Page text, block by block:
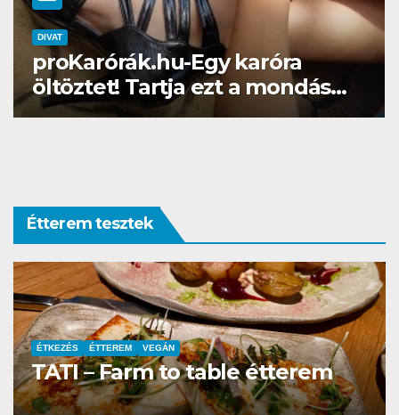
DIVAT SZÉPSÉG
Gél lakk otthon? Naná, a
Brillbirddel simán!
Étterem tesztek
ÉTTEREM
La Villa Étterem és Pizzéria